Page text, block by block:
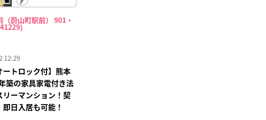
蔚山町駅前） 901・
12:29
ートロック付】熊本
築の家具家電付き法
ーマンション！契
日入居も可能！